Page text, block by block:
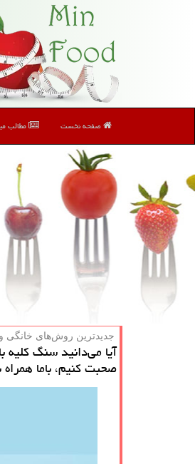
صفحه نخست مطالب
جدیدترین روش‌های خانگی و
آیا می‌دانید سنگ
صحبت کنیم، باما